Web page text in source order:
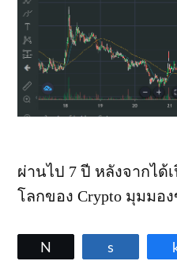
ผ่านไป 7 ปี หลังจากได้
โลกของ Crypto มุมมอ